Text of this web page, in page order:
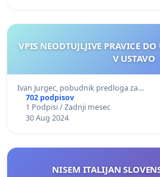
VPIS NEODTUJLJIVE PRAVICE
V USTAVO
Ivan Jurgec, pobudnik predloga za…
702 podpisov
1 Podpisi / Zadnji mesec
30 Aug 2024
NISEM ITALIJAN